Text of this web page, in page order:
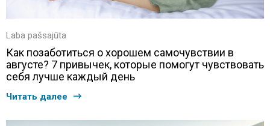
Laba pašsajūta
Как позаботиться о хорошем самочувствии в
августе? 7 привычек, которые помогут чувствовать
себя лучше каждый день
Читать далее